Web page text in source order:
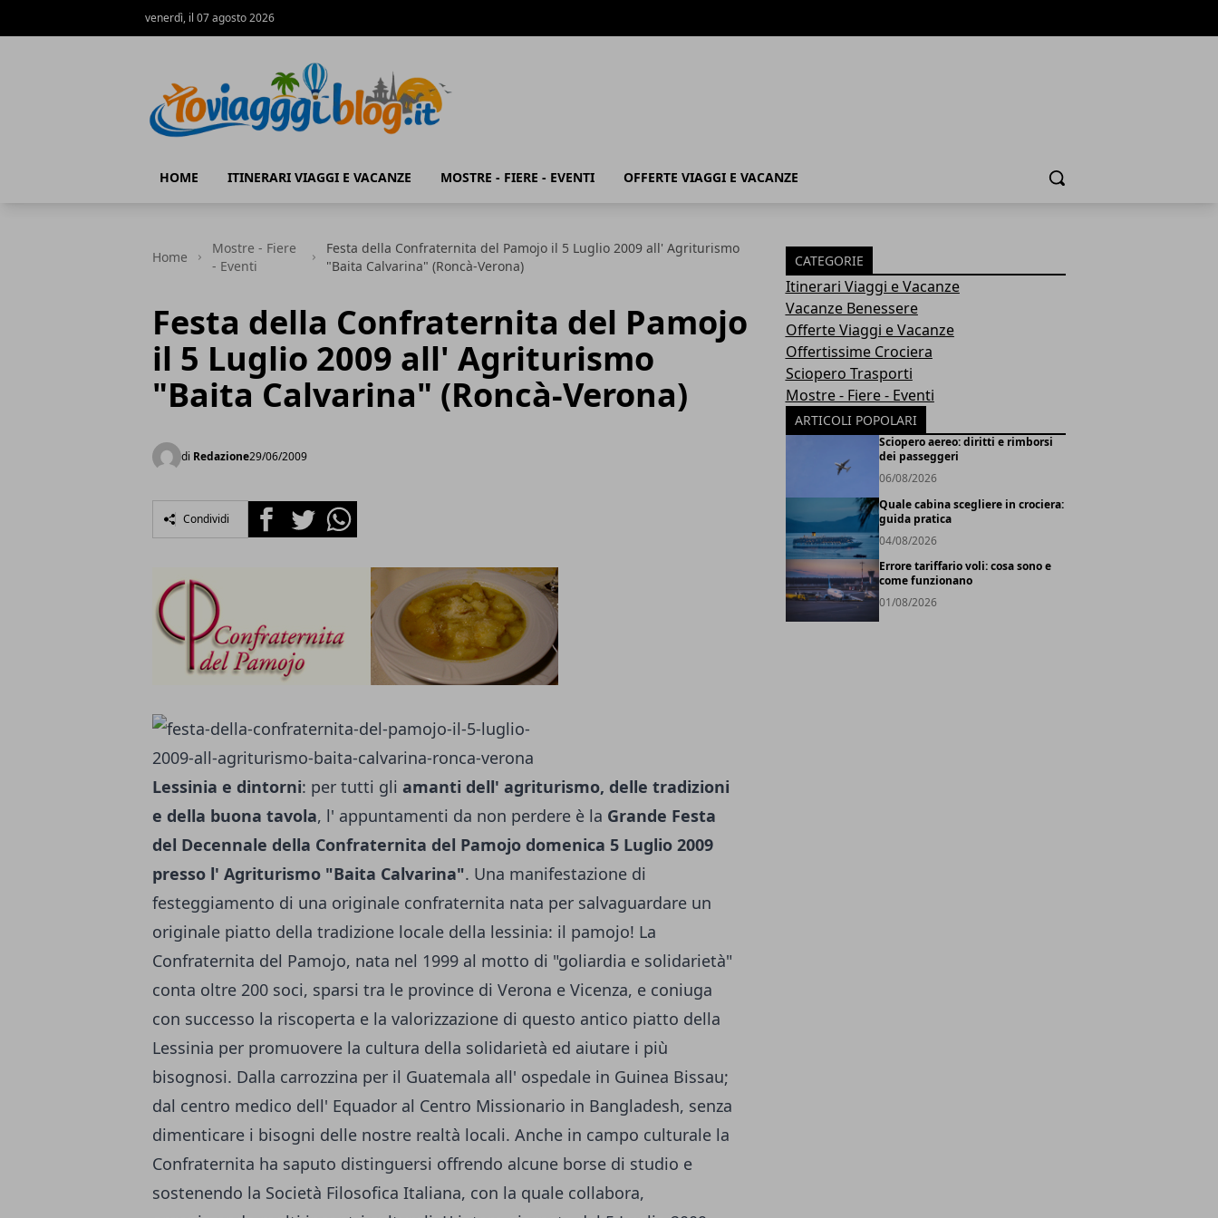
venerdì, il 07 agosto 2026
HOME ITINERARI VIAGGI E VACANZE MOSTRE - FIERE - EVENTI OFFERTE VIAGGI E VACANZE Cerca
Home
Mostre - Fiere
- Eventi
Festa della Confraternita del Pamojo il 5 Luglio 2009 all' Agriturismo
"Baita Calvarina" (Roncà-Verona)
Festa della Confraternita del Pamojo
il 5 Luglio 2009 all' Agriturismo
"Baita Calvarina" (Roncà-Verona)
di Redazione29/06/2009
Condividi FacebookTwitterWhatsapp
Lessinia e dintorni: per tutti gli amanti dell' agriturismo, delle tradizioni
e della buona tavola, l' appuntamenti da non perdere è la Grande Festa
del Decennale della Confraternita del Pamojo domenica 5 Luglio 2009
presso l' Agriturismo "Baita Calvarina". Una manifestazione di
festeggiamento di una originale confraternita nata per salvaguardare un
originale piatto della tradizione locale della lessinia: il pamojo! La
Confraternita del Pamojo, nata nel 1999 al motto di "goliardia e solidarietà"
conta oltre 200 soci, sparsi tra le province di Verona e Vicenza, e coniuga
con successo la riscoperta e la valorizzazione di questo antico piatto della
Lessinia per promuovere la cultura della solidarietà ed aiutare i più
bisognosi. Dalla carrozzina per il Guatemala all' ospedale in Guinea Bissau;
dal centro medico dell' Equador al Centro Missionario in Bangladesh, senza
dimenticare i bisogni delle nostre realtà locali. Anche in campo culturale la
Confraternita ha saputo distinguersi offrendo alcune borse di studio e
sostenendo la Società Filosofica Italiana, con la quale collabora,
CATEGORIE
Itinerari Viaggi e Vacanze
Vacanze Benessere
Offerte Viaggi e Vacanze
Offertissime Crociera
Sciopero Trasporti
Mostre - Fiere - Eventi
ARTICOLI POPOLARI
Sciopero aereo: diritti e rimborsi
dei passeggeri
06/08/2026
Quale cabina scegliere in crociera:
guida pratica
04/08/2026
Errore tariffario voli: cosa sono e
come funzionano
01/08/2026